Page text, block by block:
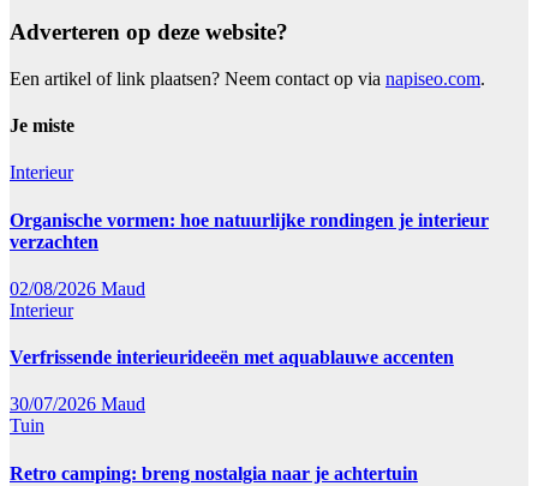
Adverteren op deze website?
Een artikel of link plaatsen? Neem contact op via napiseo.com.
Je miste
Interieur
Organische vormen: hoe natuurlijke rondingen je interieur
verzachten
02/08/2026 Maud
Interieur
Verfrissende interieurideeën met aquablauwe accenten
30/07/2026 Maud
Tuin
Retro camping: breng nostalgia naar je achtertuin